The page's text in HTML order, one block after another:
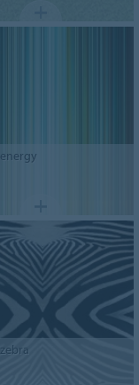
energy
zebra